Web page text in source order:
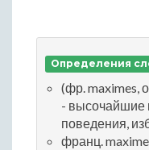
Определения
(фр. maximes,
- высочайшие
поведения,
франц.